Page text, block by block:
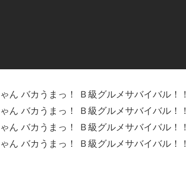
ん バカうまっ！ Ｂ級グルメサバイバル！！
ん バカうまっ！ Ｂ級グルメサバイバル！！
ん バカうまっ！ Ｂ級グルメサバイバル！！
ん バカうまっ！ Ｂ級グルメサバイバル！！